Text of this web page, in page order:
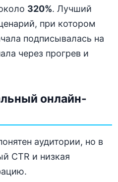
320%. Лучший
при котором
подписывалась на
через прогрев и
онлайн-
аудитории, но в
CTR и низкая